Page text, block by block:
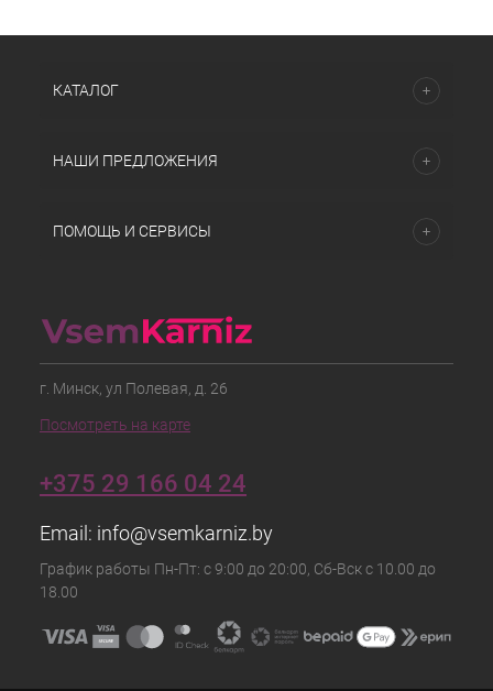
КАТАЛОГ
НАШИ ПРЕДЛОЖЕНИЯ
ПОМОЩЬ И СЕРВИСЫ
г. Минск, ул Полевая, д. 26
Посмотреть на карте
+375 29 166 04 24
Email: info@vsemkarniz.by
График работы Пн-Пт: с 9:00 до 20:00, Сб-Вск с 10.00 до
18.00